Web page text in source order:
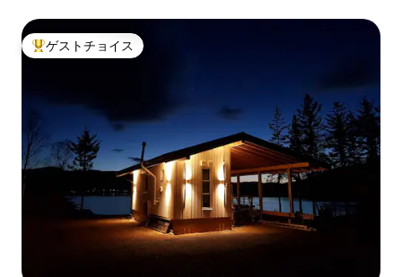
大好評のゲストチョイスです。
ゲストチョイス